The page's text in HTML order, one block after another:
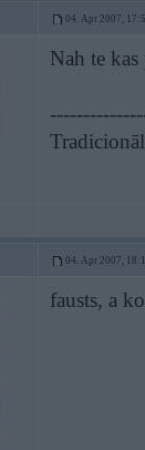
04. Apr 2007,
Nah te kas
04. Apr 2007,
fausts, a